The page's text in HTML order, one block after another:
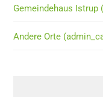
Gemeindehaus Istrup
Andere Orte